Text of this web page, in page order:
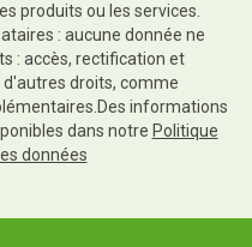
produits ou les services.
: aucune donnée ne
: accès, rectification et
d'autres droits, comme
informations
dans notre Politique
données